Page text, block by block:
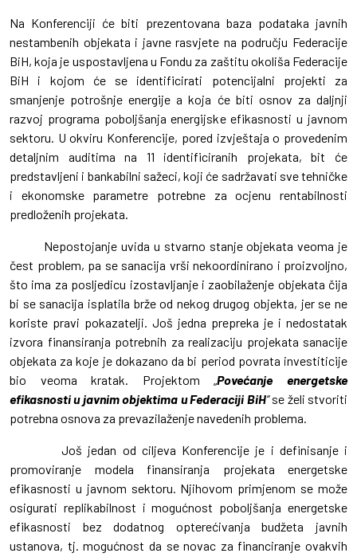
Na Konferenciji će biti prezentovana baza podataka javnih
nestambenih objekata i javne rasvjete na području Federacije
BiH, koja je uspostavljena u Fondu za zaštitu okoliša Federacije
BiH i kojom će se identificirati potencijalni projekti za
smanjenje potrošnje energije a koja će biti osnov za daljnji
razvoj programa poboljšanja energijske efikasnosti u javnom
sektoru. U okviru Konferencije, pored izvještaja o provedenim
detaljnim auditima na 11 identificiranih projekata, bit će
predstavljeni i bankabilni sažeci, koji će sadržavati sve tehničke
i ekonomske parametre potrebne za ocjenu rentabilnosti
predloženih projekata.
Nepostojanje uvida u stvarno stanje objekata veoma je
čest problem, pa se sanacija vrši nekoordinirano i proizvoljno,
što ima za posljedicu izostavljanje i zaobilaženje objekata čija
bi se sanacija isplatila brže od nekog drugog objekta, jer se ne
koriste pravi pokazatelji. Još jedna prepreka je i nedostatak
izvora finansiranja potrebnih za realizaciju projekata sanacije
objekata za koje je dokazano da bi period povrata investiticije
bio veoma kratak. Projektom „Povećanje energetske
efikasnosti u javnim objektima u Federaciji BiH“se želi stvoriti
potrebna osnova za prevazilaženje navedenih problema.
Još jedan od ciljeva Konferencije je i definisanje i
promoviranje modela finansiranja projekata energetske
efikasnosti u javnom sektoru. Njihovom primjenom se može
osigurati replikabilnost i mogućnost poboljšanja energetske
efikasnosti bez dodatnog opterećivanja budžeta javnih
ustanova, tj. mogućnost da se novac za financiranje ovakvih